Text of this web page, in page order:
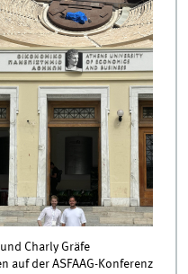
Charly Gräfe
auf der ASFAAG-Konferenz